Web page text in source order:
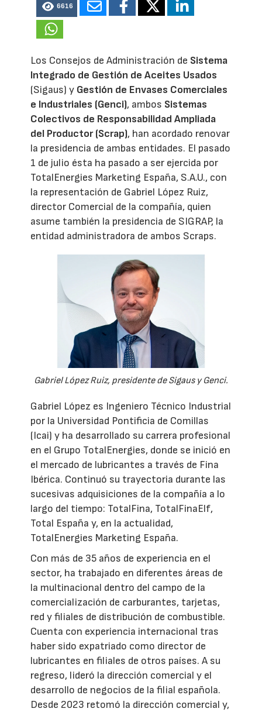
6616
Los Consejos de Administración de Sistema
Integrado de Gestión de Aceites Usados
(Sigaus) y Gestión de Envases Comerciales
e Industriales (Genci), ambos Sistemas
Colectivos de Responsabilidad Ampliada
del Productor (Scrap), han acordado renovar
la presidencia de ambas entidades. El pasado
1 de julio ésta ha pasado a ser ejercida por
TotalEnergies Marketing España, S.A.U., con
la representación de Gabriel López Ruiz,
director Comercial de la compañía, quien
asume también la presidencia de SIGRAP, la
entidad administradora de ambos Scraps.
Gabriel López Ruiz, presidente de Sigaus y Genci.
Gabriel López es Ingeniero Técnico Industrial
por la Universidad Pontificia de Comillas
(Icai) y ha desarrollado su carrera profesional
en el Grupo TotalEnergies, donde se inició en
el mercado de lubricantes a través de Fina
Ibérica. Continuó su trayectoria durante las
sucesivas adquisiciones de la compañía a lo
largo del tiempo: TotalFina, TotalFinaElf,
Total España y, en la actualidad,
TotalEnergies Marketing España.
Con más de 35 años de experiencia en el
sector, ha trabajado en diferentes áreas de
la multinacional dentro del campo de la
comercialización de carburantes, tarjetas,
red y filiales de distribución de combustible.
Cuenta con experiencia internacional tras
haber sido expatriado como director de
lubricantes en filiales de otros países. A su
regreso, lideró la dirección comercial y el
desarrollo de negocios de la filial española.
Desde 2023 retomó la dirección comercial y,